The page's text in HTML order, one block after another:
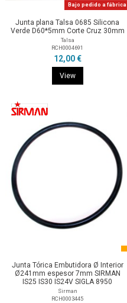
Bajo pedido a fábrica
Junta plana Talsa 0685 Silicona
Verde D60*5mm Corte Cruz 30mm
Talsa
RCH0004691
12,00 €
View
Junta Tórica Embutidora Ø Interior
Ø241mm espesor 7mm SIRMAN
IS25 IS30 IS24V SIGLA 8950
Sirman
RCH0003445